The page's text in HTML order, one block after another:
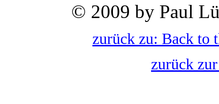
© 2009 by Paul
zurück zu: Back to
zurück